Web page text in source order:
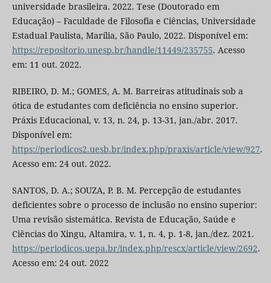
universidade brasileira. 2022. Tese (Doutorado em
Educação) – Faculdade de Filosofia e Ciências, Universidade
Estadual Paulista, Marília, São Paulo, 2022. Disponível em:
https://repositorio.unesp.br/handle/11449/235755. Acesso
em: 11 out. 2022.
RIBEIRO, D. M.; GOMES, A. M. Barreiras atitudinais sob a
ótica de estudantes com deficiência no ensino superior.
Práxis Educacional, v. 13, n. 24, p. 13-31, jan./abr. 2017.
Disponível em:
https://periodicos2.uesb.br/index.php/praxis/article/view/927.
Acesso em: 24 out. 2022.
SANTOS, D. A.; SOUZA, P. B. M. Percepção de estudantes
deficientes sobre o processo de inclusão no ensino superior:
Uma revisão sistemática. Revista de Educação, Saúde e
Ciências do Xingu, Altamira, v. 1, n. 4, p. 1-8, jan./dez. 2021.
https://periodicos.uepa.br/index.php/rescx/article/view/2692.
Acesso em: 24 out. 2022